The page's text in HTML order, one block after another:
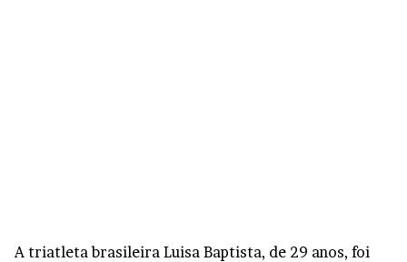
A triatleta brasileira Luisa Baptista, de 29 anos, foi